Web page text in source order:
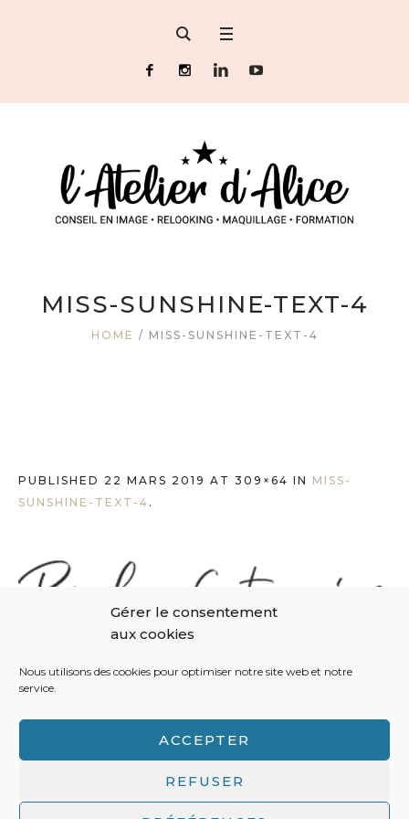
Gérer le consentement
aux cookies
Nous utilisons des cookies pour optimiser notre site web et notre
service.
ACCEPTER
REFUSER
MISS-SUNSHINE-TEXT-4
HOME / MISS-SUNSHINE-TEXT-4
PUBLISHED 22 MARS 2019 AT 309×64 IN MISS-
SUNSHINE-TEXT-4 .